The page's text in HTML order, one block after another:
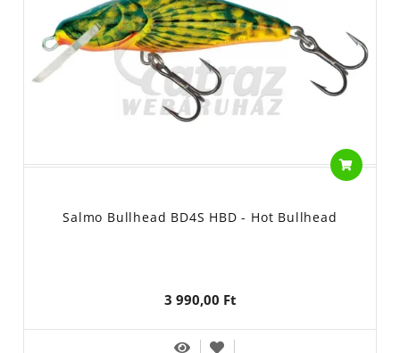
Salmo Bullhead BD4S HBD - Hot Bullhead
3 990,00 Ft